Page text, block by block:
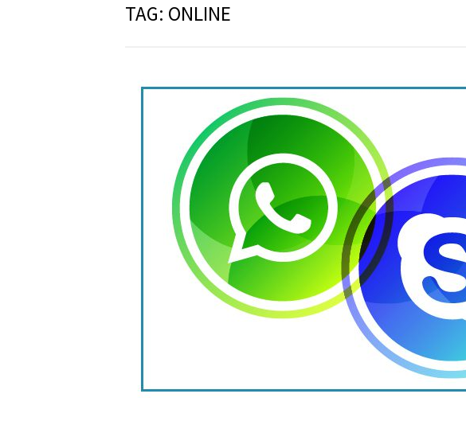
TAG: ONLINE